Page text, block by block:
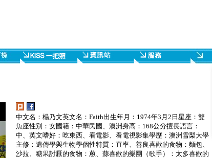
中文名：楊乃文英文名：Faith出生年月：1974年3月2日星座：雙
魚座性別：女國籍：中華民國、澳洲身高：168公分擅長語言：
中、英文嗜好：吃東西、看電影、看電視影集學歷：澳洲雪梨大學
主修：遺傳學與生物學個性特質：直率、善良喜歡的食物：麵包、
沙拉、糖果討厭的食物：蔥、蒜喜歡的樂團（歌手）：太多喜歡的